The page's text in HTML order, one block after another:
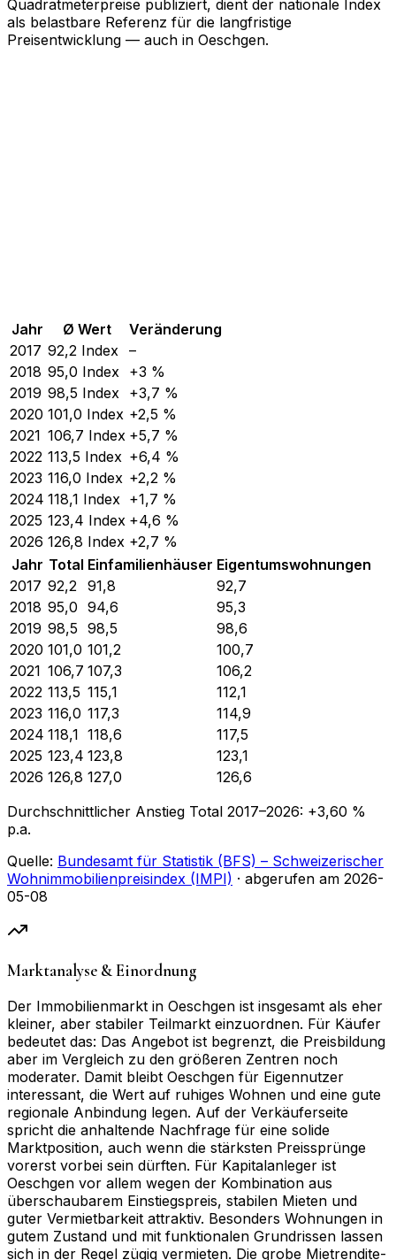
Quadratmeterpreise publiziert, dient der nationale Index
als belastbare Referenz für die langfristige
Preisentwicklung — auch in Oeschgen.
Jahr Ø Wert
Veränderung
2017 92,2 Index –
2018 95,0 Index +3 %
2019 98,5 Index +3,7 %
2020 101,0 Index +2,5 %
2021 106,7 Index +5,7 %
2022 113,5 Index +6,4 %
2023 116,0 Index +2,2 %
2024 118,1 Index +1,7 %
2025 123,4 Index +4,6 %
2026 126,8 Index +2,7 %
Jahr Total Einfamilienhäuser Eigentumswohnungen
2017 92,2 91,8
92,7
2018 95,0 94,6
95,3
2019 98,5 98,5
98,6
2020 101,0 101,2
100,7
2021 106,7 107,3
106,2
2022 113,5 115,1
112,1
2023 116,0 117,3
114,9
2024 118,1 118,6
117,5
2025 123,4 123,8
123,1
2026 126,8 127,0
126,6
Durchschnittlicher Anstieg Total 2017–2026: +3,60 %
p.a.
Quelle: Bundesamt für Statistik (BFS) – Schweizerischer
Wohnimmobilienpreisindex (IMPI) · abgerufen am 2026-
05-08
Marktanalyse & Einordnung
Der Immobilienmarkt in Oeschgen ist insgesamt als eher
kleiner, aber stabiler Teilmarkt einzuordnen. Für Käufer
bedeutet das: Das Angebot ist begrenzt, die Preisbildung
aber im Vergleich zu den größeren Zentren noch
moderater. Damit bleibt Oeschgen für Eigennutzer
interessant, die Wert auf ruhiges Wohnen und eine gute
regionale Anbindung legen. Auf der Verkäuferseite
spricht die anhaltende Nachfrage für eine solide
Marktposition, auch wenn die stärksten Preissprünge
vorerst vorbei sein dürften. Für Kapitalanleger ist
Oeschgen vor allem wegen der Kombination aus
überschaubarem Einstiegspreis, stabilen Mieten und
guter Vermietbarkeit attraktiv. Besonders Wohnungen in
gutem Zustand und mit funktionalen Grundrissen lassen
sich in der Regel zügig vermieten. Die grobe Mietrendite-